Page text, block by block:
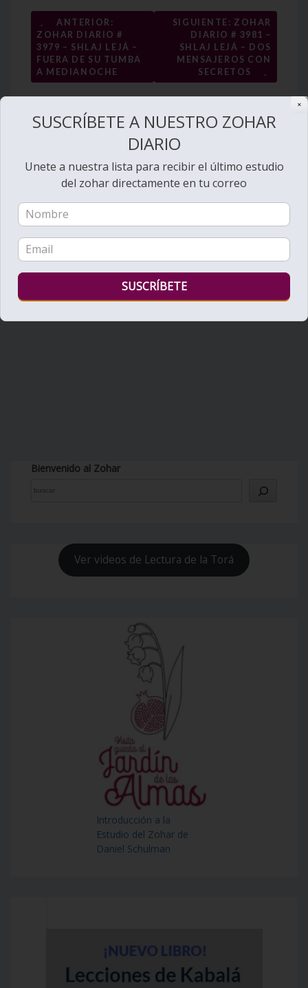
Navegación
de
entradas
←
ANTERIOR:
ZOHAR DIARIO #
3979 – SHLAJ LEJÁ –
FUERA DE SU TUMBA
A MEDIANOCHE
SIGUIENTE: ZOHAR
DIARIO # 3981 –
SHLAJ LEJÁ – DOS
MENSAJEROS CON
SECRETOS
→
Bienvenido al Zohar
Ver videos de Lectura de la Torá
Introducción a la
Estudio del Zohar de
Daniel Schulman
✕
SUSCRÍBETE A NUESTRO ZOHAR
DIARIO
Unete a nuestra lista para recibir el último estudio
del zohar directamente en tu correo